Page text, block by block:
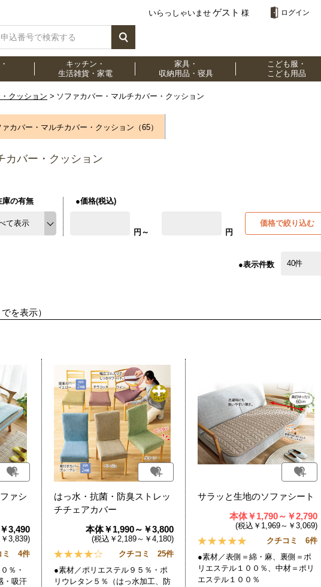
いらっしゃいませ ゲスト 様 ログイン
キッチン・
生活雑貨・家電
家具・
収納用品・寝具
こども服・
こども用品
クッション ソファカバー・マルチカバー・クッション
ァカバー・マルチカバー・クッション（65）
カバー・クッション
庫の有無 ●価格(税込)
円～ 円
価格で絞り込む
●表示件数
を表示）
ァシ
3,490
3,839)
ミ 4件
％・
・吸汗
はっ水・抗菌・防臭ストレッ
チチェアカバー
本体￥1,990～￥3,800
(税込￥2,189～￥4,180)
クチコミ 25件
●素材／ポリエステル９５％・ポ
リウレタン５％（はっ水加工、防
サラッと生地のソファシート
本体￥1,790～￥2,790
(税込￥1,969～￥3,069)
クチコミ 6件
●素材／表側＝綿・麻、裏側＝ポ
リエステル１００％、中材＝ポリ
エステル１００％